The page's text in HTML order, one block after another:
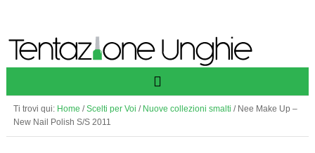
Ti trovi qui: Home / Scelti per Voi / Nuove collezioni smalti /Nee Make Up –
New Nail Polish S/S 2011